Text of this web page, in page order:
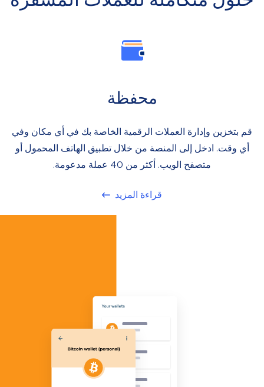
محفظة
قم بتخزين وإدارة العملات الرقمية الخاصة بك في أي مكان وفي
أي وقت. ادخل إلى المنصة من خلال تطبيق الهاتف المحمول أو
متصفح الويب. أكثر من 40 عملة مدعومة.
قراءة المزيد